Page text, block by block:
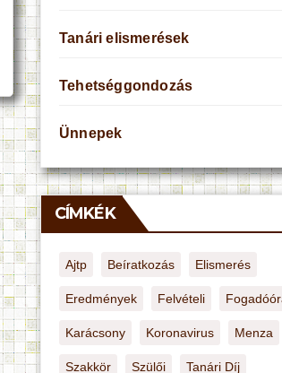
Tanári elismerések
Tehetséggondozás
Ünnepek
CÍMKÉK
Ajtp Beíratkozás Elismerés
Eredmények Felvételi
Karácsony Koronavirus Menza
Szakkör Szülői Tanári Díj